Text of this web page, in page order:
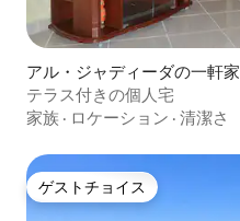
アル・ジャディーダの一軒家
テラス付きの個人宅
家族 · ロケーション · 清潔さ
ゲストチョイス
ゲストチョイス